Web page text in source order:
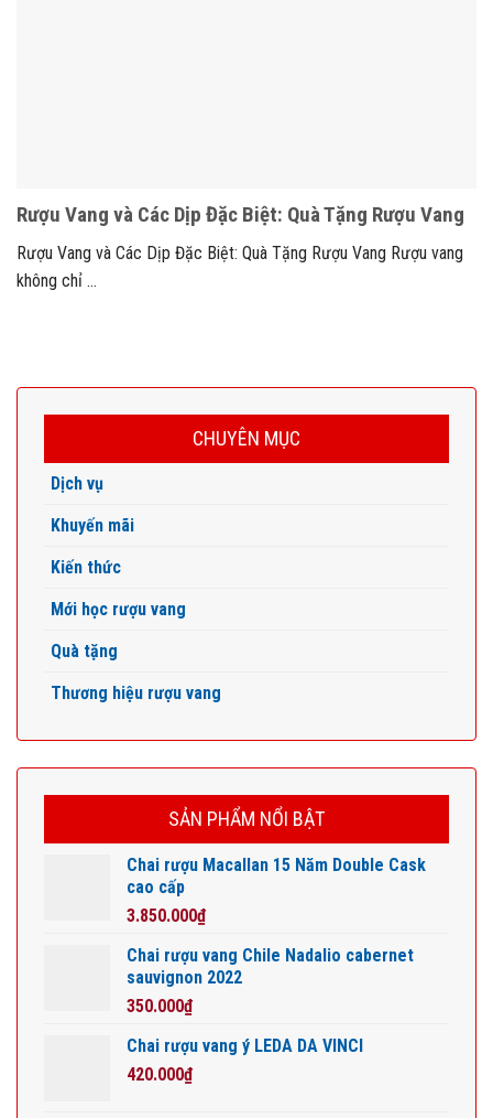
Rượu Vang và Các Dịp Đặc Biệt: Quà Tặng Rượu Vang
Rượu Vang và Các Dịp Đặc Biệt: Quà Tặng Rượu Vang Rượu vang
không chỉ ...
CHUYÊN MỤC
Dịch vụ
Khuyến mãi
Kiến thức
Mới học rượu vang
Quà tặng
Thương hiệu rượu vang
SẢN PHẨM NỔI BẬT
Chai rượu Macallan 15 Năm Double Cask
cao cấp
3.850.000₫
Chai rượu vang Chile Nadalio cabernet
sauvignon 2022
350.000₫
Chai rượu vang ý LEDA DA VINCI
420.000₫